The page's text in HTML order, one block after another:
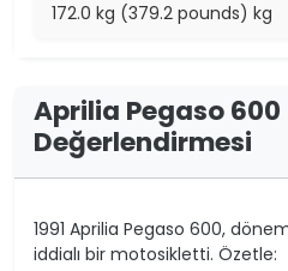
172.0 kg (379.2 pounds) kg
Aprilia Pegaso 600
Değerlendirmesi
1991 Aprilia Pegaso 600,
iddialı bir motosikletti. Özetle: